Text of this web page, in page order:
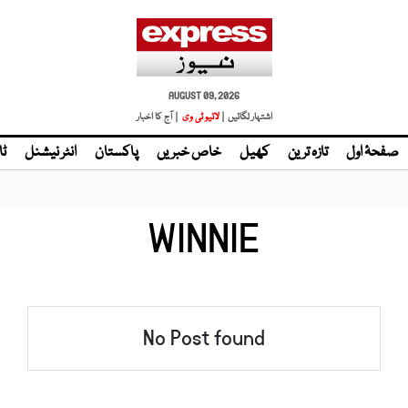
AUGUST 09, 2026
اشتہار لگائیں | لائیو ٹی وی | آج کا اخبار
صفحۂ اول تازہ ترین کھیل خاص خبریں پاکستان انٹر نیشنل
WINNIE
No Post found